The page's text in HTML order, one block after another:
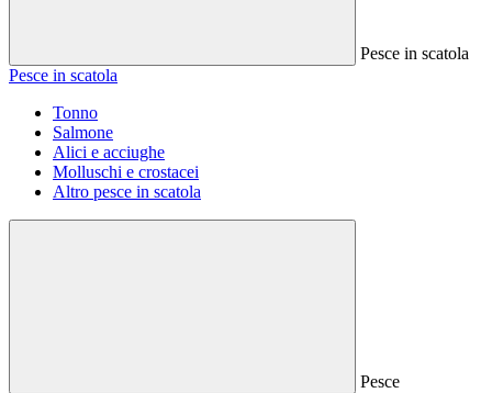
Pesce in scatola
Pesce in scatola
Tonno
Salmone
Alici e acciughe
Molluschi e crostacei
Altro pesce in scatola
Pesce